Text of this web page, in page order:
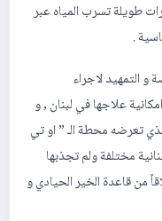
طويلة تسرب المياه عبر
.
و التمهيد لاجراء
علاجها في لبنان , و
تعرضه محطة الـ ” او تي
مختلفة ولم تجذبها
من قاعدة الخير الحيادي و